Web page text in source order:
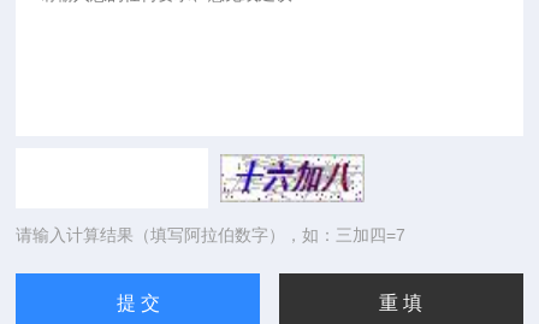
请输入计算结果（填写阿拉伯数字），如：三加四=7